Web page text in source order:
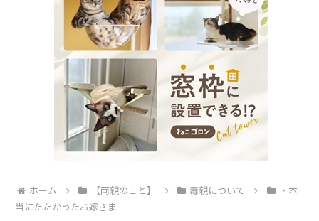
ホーム 【両親のこと】 毒親について
・本
当にたたかったお嫁さま